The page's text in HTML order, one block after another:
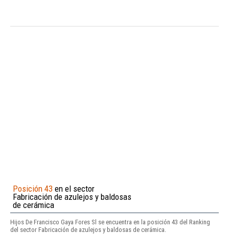
Posición 43 en el sector
Fabricación de azulejos y baldosas
de cerámica
Hijos De Francisco Gaya Fores Sl se encuentra en la posición 43 del Ranking
del sector Fabricación de azulejos y baldosas de cerámica.